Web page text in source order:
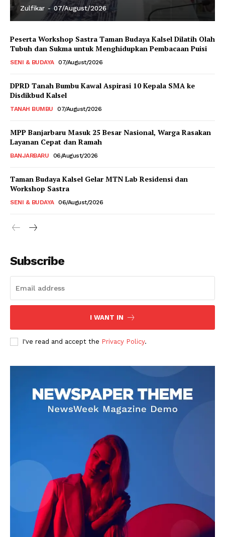
Zulfikar - 07/August/2026
Peserta Workshop Sastra Taman Budaya Kalsel Dilatih Olah
Tubuh dan Sukma untuk Menghidupkan Pembacaan Puisi
SENI & BUDAYA 07/August/2026
DPRD Tanah Bumbu Kawal Aspirasi 10 Kepala SMA ke
Disdikbud Kalsel
TANAH BUMBU 07/August/2026
MPP Banjarbaru Masuk 25 Besar Nasional, Warga Rasakan
Layanan Cepat dan Ramah
BANJARBARU 06/August/2026
Taman Budaya Kalsel Gelar MTN Lab Residensi dan
Workshop Sastra
SENI & BUDAYA 06/August/2026
Subscribe
I WANT IN
I've read and accept the Privacy Policy.